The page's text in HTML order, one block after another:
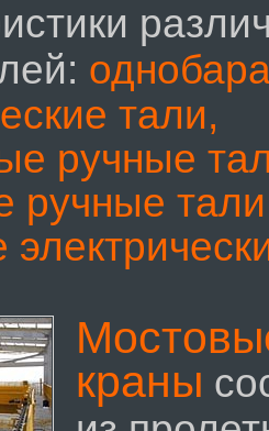
тали,
ручные
ручные
краны